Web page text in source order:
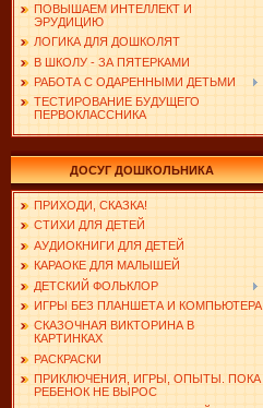
ПОВЫШАЕМ ИНТЕЛЛЕКТ И
ЭРУДИЦИЮ
ЛОГИКА ДЛЯ ДОШКОЛЯТ
В ШКОЛУ - ЗА ПЯТЕРКАМИ
РАБОТА С ОДАРЕННЫМИ ДЕТЬМИ
ТЕСТИРОВАНИЕ БУДУЩЕГО
ПЕРВОКЛАССНИКА
ДОСУГ ДОШКОЛЬНИКА
ПРИХОДИ, СКАЗКА!
СТИХИ ДЛЯ ДЕТЕЙ
АУДИОКНИГИ ДЛЯ ДЕТЕЙ
КАРАОКЕ ДЛЯ МАЛЫШЕЙ
ДЕТСКИЙ ФОЛЬКЛОР
ИГРЫ БЕЗ ПЛАНШЕТА И КОМПЬЮТЕРА
СКАЗОЧНАЯ ВИКТОРИНА В
КАРТИНКАХ
РАСКРАСКИ
ПРИКЛЮЧЕНИЯ, ИГРЫ, ОПЫТЫ. ПОКА
РЕБЕНОК НЕ ВЫРОС